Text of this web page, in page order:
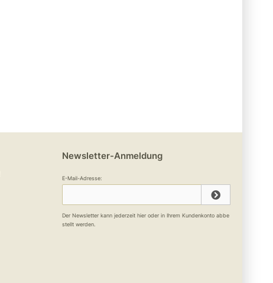
Newsletter-Anmeldung
E-Mail-Adresse:
Der Newsletter kann jederzeit hier oder in Ihrem Kundenkonto abbe
stellt werden.